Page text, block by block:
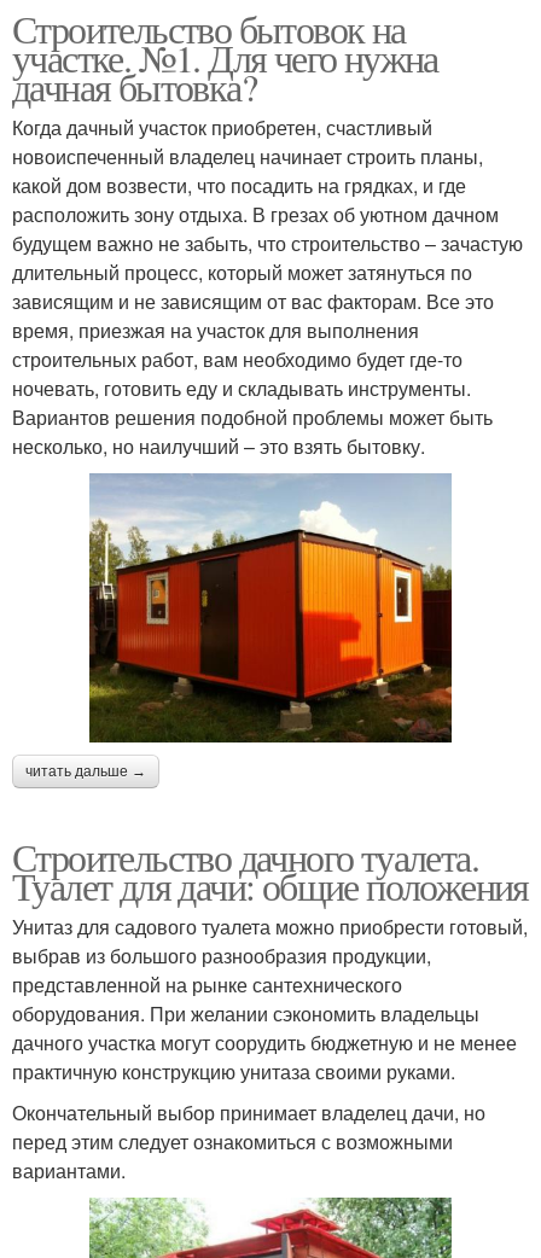
Строительство бытовок на
участке. №1. Для чего нужна
дачная бытовка?
Когда дачный участок приобретен, счастливый
новоиспеченный владелец начинает строить планы,
какой дом возвести, что посадить на грядках, и где
расположить зону отдыха. В грезах об уютном дачном
будущем важно не забыть, что строительство – зачастую
длительный процесс, который может затянуться по
зависящим и не зависящим от вас факторам. Все это
время, приезжая на участок для выполнения
строительных работ, вам необходимо будет где-то
ночевать, готовить еду и складывать инструменты.
Вариантов решения подобной проблемы может быть
несколько, но наилучший – это взять бытовку.
читать дальше →
Строительство дачного туалета.
Туалет для дачи: общие положения
Унитаз для садового туалета можно приобрести готовый,
выбрав из большого разнообразия продукции,
представленной на рынке сантехнического
оборудования. При желании сэкономить владельцы
дачного участка могут соорудить бюджетную и не менее
практичную конструкцию унитаза своими руками.
Окончательный выбор принимает владелец дачи, но
перед этим следует ознакомиться с возможными
вариантами.